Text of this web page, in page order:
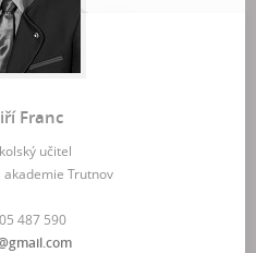
Franc
učitel
akademie Trutnov
487 590